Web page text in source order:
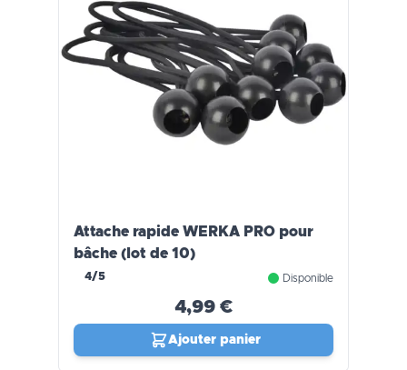
Attache rapide WERKA PRO pour
bâche (lot de 10)
4/5 Disponible
4,99 €
Ajouter panier